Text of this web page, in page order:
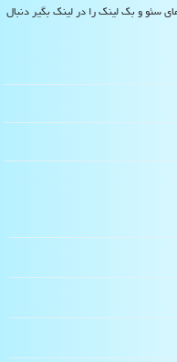
سئو و بک لینک را در لینک بگیر دنبال